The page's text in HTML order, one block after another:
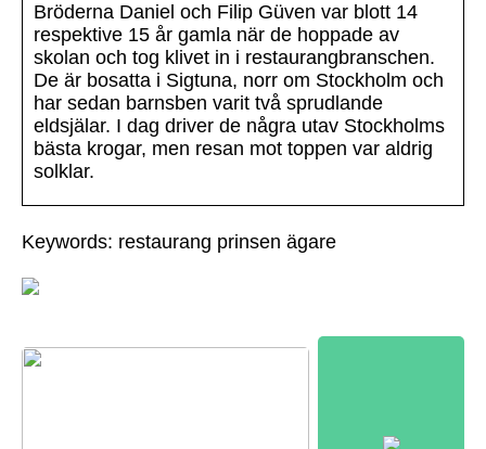
Bröderna Daniel och Filip Güven var blott 14
respektive 15 år gamla när de hoppade av
skolan och tog klivet in i restaurangbranschen.
De är bosatta i Sigtuna, norr om Stockholm och
har sedan barnsben varit två sprudlande
eldsjälar. I dag driver de några utav Stockholms
bästa krogar, men resan mot toppen var aldrig
solklar.
Keywords: restaurang prinsen ägare